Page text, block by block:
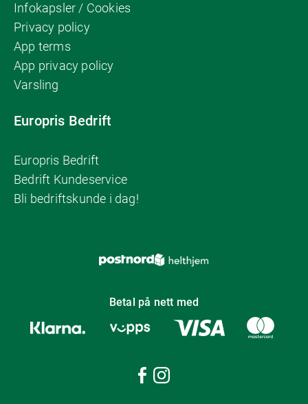
Infokapsler / Cookies
Privacy policy
App terms
App privacy policy
Varsling
Europris Bedrift
Europris Bedrift
Bedrift Kundeservice
Bli bedriftskunde i dag!
Betal på nett med